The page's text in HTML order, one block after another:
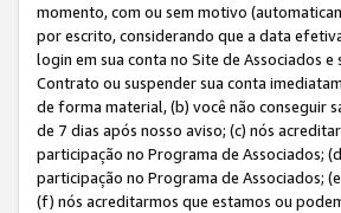
momento, com ou sem motivo
por escrito, considerando que a data
login em sua conta no Site de Associados
Contrato ou suspender sua conta
de forma material, (b) você não conseguir
de 7 dias após nosso aviso; (c) nós
participação no Programa de Associados;
participação no Programa de Associados;
(f) nós acreditarmos que estamos ou